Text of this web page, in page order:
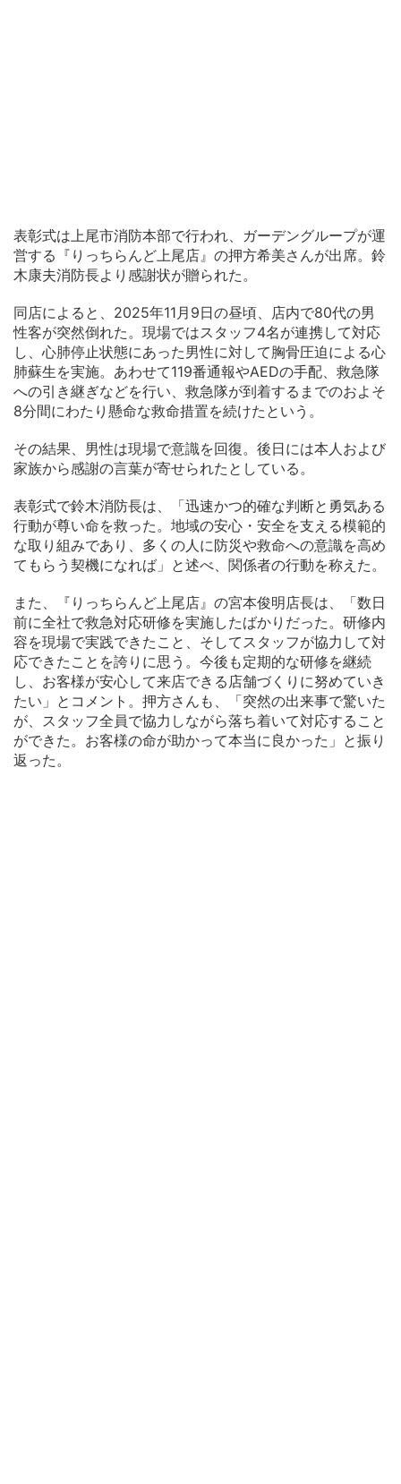
表彰式は上尾市消防本部で行われ、ガーデングループが運
営する『りっちらんど上尾店』の押方希美さんが出席。鈴
木康夫消防長より感謝状が贈られた。
同店によると、2025年11月9日の昼頃、店内で80代の男
性客が突然倒れた。現場ではスタッフ4名が連携して対応
し、心肺停止状態にあった男性に対して胸骨圧迫による心
肺蘇生を実施。あわせて119番通報やAEDの手配、救急隊
への引き継ぎなどを行い、救急隊が到着するまでのおよそ
8分間にわたり懸命な救命措置を続けたという。
その結果、男性は現場で意識を回復。後日には本人および
家族から感謝の言葉が寄せられたとしている。
表彰式で鈴木消防長は、「迅速かつ的確な判断と勇気ある
行動が尊い命を救った。地域の安心・安全を支える模範的
な取り組みであり、多くの人に防災や救命への意識を高め
てもらう契機になれば」と述べ、関係者の行動を称えた。
また、『りっちらんど上尾店』の宮本俊明店長は、「数日
前に全社で救急対応研修を実施したばかりだった。研修内
容を現場で実践できたこと、そしてスタッフが協力して対
応できたことを誇りに思う。今後も定期的な研修を継続
し、お客様が安心して来店できる店舗づくりに努めていき
たい」とコメント。押方さんも、「突然の出来事で驚いた
が、スタッフ全員で協力しながら落ち着いて対応すること
ができた。お客様の命が助かって本当に良かった」と振り
返った。